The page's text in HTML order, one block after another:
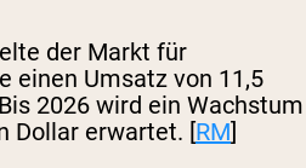
der Markt für
einen Umsatz von 11,5
2026 wird ein Wachstum
Dollar erwartet. [RM]